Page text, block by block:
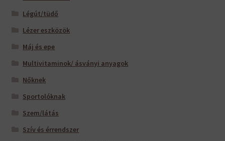
Légút/tüdő
Lézer eszközök
Máj és epe
Multivitaminok/ ásványi anyagok
Nőknek
Sportolóknak
Szem/látás
Szív és érrendszer